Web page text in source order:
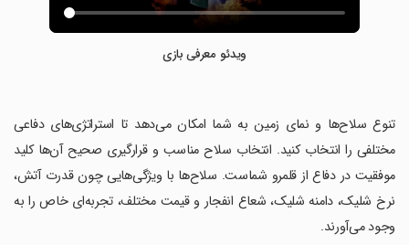
ویدئو معرفی بازی
‏تنوع سلاح‌ها و نمای زمین به شما امکان می‌دهد تا استراتژی‌های دفاعی
مختلفی را انتخاب کنید. انتخاب سلاح مناسب و قرارگیری صحیح آن‌ها کلید
موفقیت در دفاع از قلمرو شماست. سلاح‌ها با ویژگی‌هایی چون قدرت آتش،
نرخ شلیک، دامنه شلیک، شعاع انفجار و قیمت مختلف، تجربه‌ای خاص را به
وجود می‌آورند.